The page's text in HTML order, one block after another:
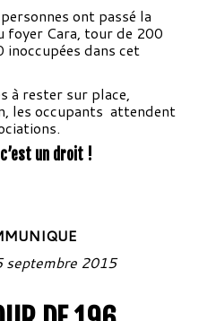
ont passé la
foyer Cara, tour de 200
dans cet
à rester sur place,
les occupants attendent
un droit !
septembre 2015